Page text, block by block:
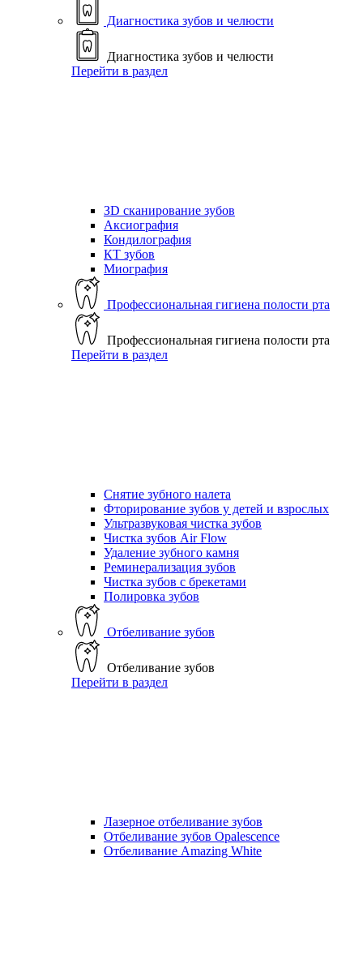
Диагностика зубов и челюсти
Диагностика зубов и челюсти
Перейти в раздел
ЗD сканирование зубов
Аксиография
Кондилография
КТ зубов
Миография
Профессиональная гигиена полости рта
Профессиональная гигиена полости рта
Перейти в раздел
Снятие зубного налета
Фторирование зубов у детей и взрослых
Ультразвуковая чистка зубов
Чистка зубов Air Flow
Удаление зубного камня
Реминерализация зубов
Чистка зубов с брекетами
Полировка зубов
Отбеливание зубов
Отбеливание зубов
Перейти в раздел
Лазерное отбеливание зубов
Отбеливание зубов Opalescence
Отбеливание Amazing White